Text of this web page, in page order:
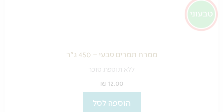
ממרח תמרים טבעי – 450 ג"ר
ללא תוספת סוכר
₪ 12.00
הוספה לסל